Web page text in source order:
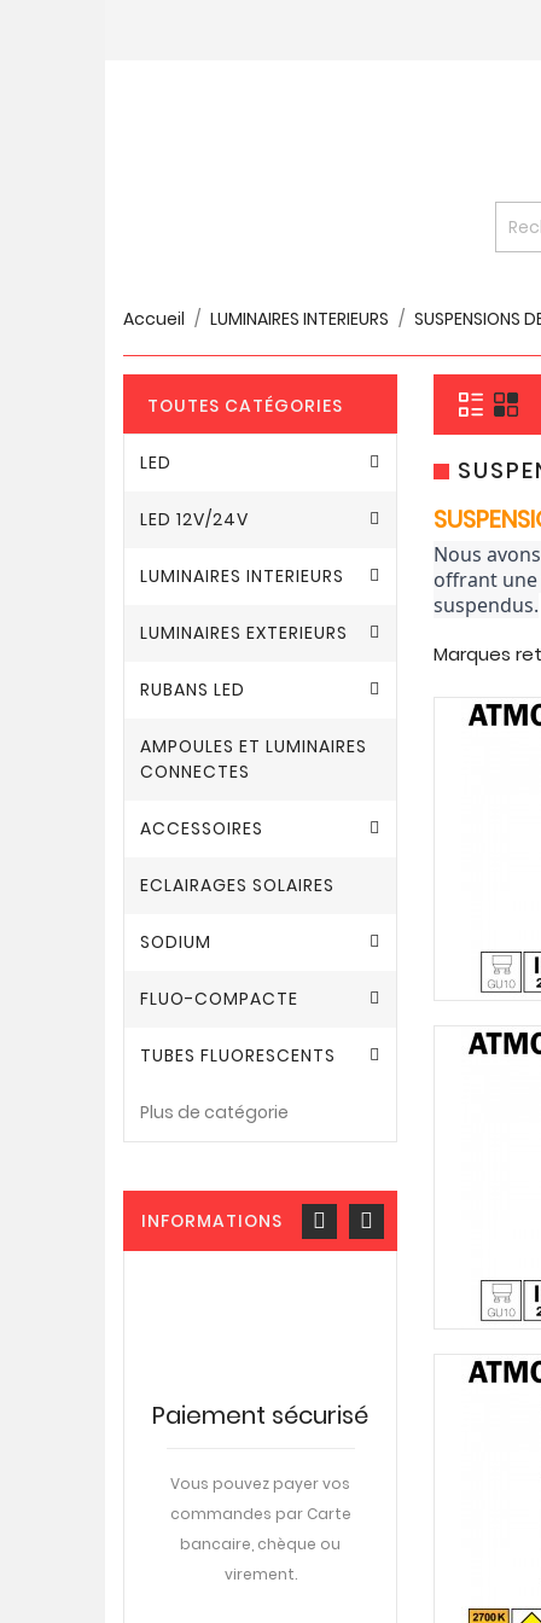
Accueil LUMINAIRES INTERIEURS SUSPENSIONS
TOUTES CATÉGORIES
LED
LED 12V/24V
LUMINAIRES INTERIEURS
LUMINAIRES EXTERIEURS
RUBANS LED
AMPOULES ET LUMINAIRES
CONNECTES
ACCESSOIRES
ECLAIRAGES SOLAIRES
SODIUM
FLUO-COMPACTE
TUBES FLUORESCENTS
Plus de catégorie
INFORMATIONS
Paiement sécurisé
Vous pouvez payer vos
commandes par Carte
bancaire, chèque ou
virement.
Nous
offrant une
suspendus.
Marques